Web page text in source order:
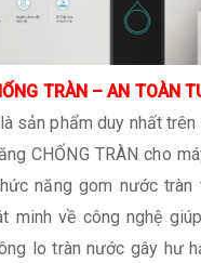
TRÀN – AN TOÀN
là sản phẩm duy nhất
CHỐNG TRÀN cho
năng gom nước
minh về công nghệ
lo tràn nước gây hư